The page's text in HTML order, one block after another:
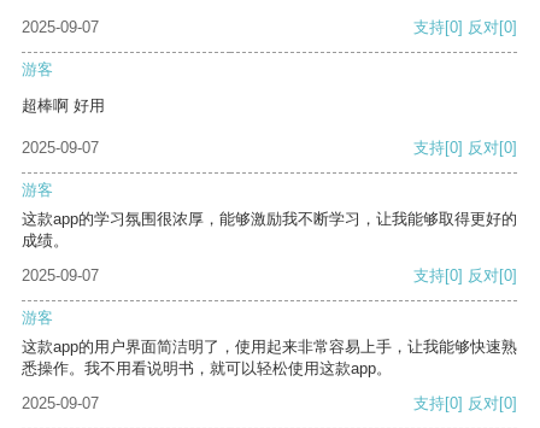
2025-09-07 支持[0] 反对[0]
游客
超棒啊 好用
2025-09-07 支持[0] 反对[0]
游客
这款app的学习氛围很浓厚，能够激励我不断学习，让我能够取得更好的
成绩。
2025-09-07
支持[0] 反对[0]
游客
这款app的用户界面简洁明了，使用起来非常容易上手，让我能够快速熟
悉操作。我不用看说明书，就可以轻松使用这款app。
2025-09-07
支持[0] 反对[0]